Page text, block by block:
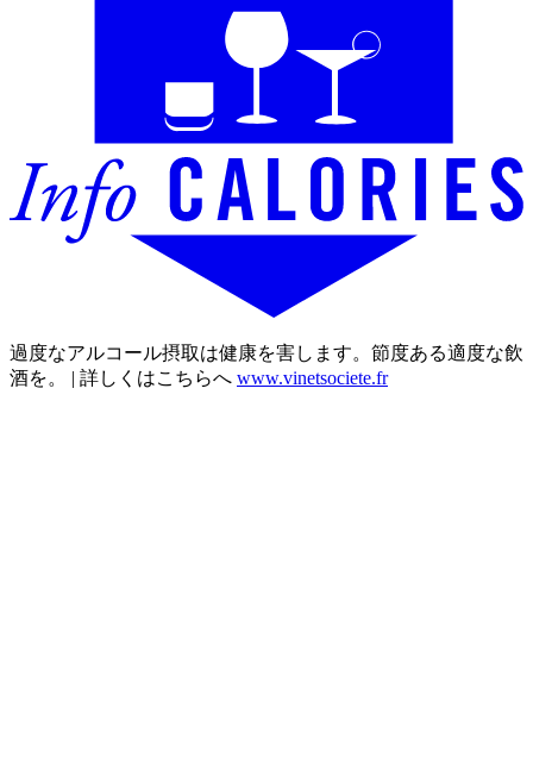
過度なアルコール摂取は健康を害します。節度ある適度な飲
酒を。 | 詳しくはこちらへ www.vinetsociete.fr